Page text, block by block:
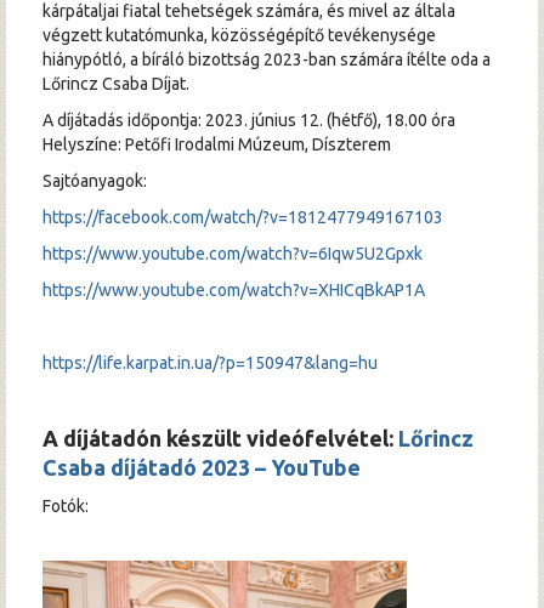
kárpátaljai fiatal tehetségek számára, és mivel az általa
végzett kutatómunka, közösségépítő tevékenysége
hiánypótló, a bíráló bizottság 2023-ban számára ítélte oda a
Lőrincz Csaba Díjat.
A díjátadás időpontja: 2023. június 12. (hétfő), 18.00 óra
Helyszíne: Petőfi Irodalmi Múzeum, Díszterem
Sajtóanyagok:
https://facebook.com/watch/?v=1812477949167103
https://www.youtube.com/watch?v=6Iqw5U2Gpxk
https://www.youtube.com/watch?v=XHICqBkAP1A
https://life.karpat.in.ua/?p=150947&lang=hu
A díjátadón készült videófelvétel: Lőrincz
Csaba díjátadó 2023 – YouTube
Fotók: